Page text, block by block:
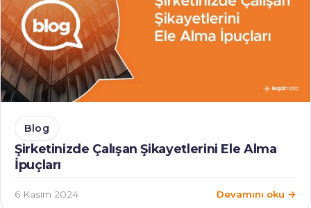
Blog
Şirketinizde Çalışan Şikayetlerini Ele Alma
İpuçları
6 Kasım 2024 Devamını oku →